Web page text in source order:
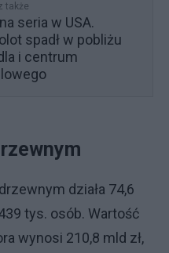
także
seria w USA.
spadł w pobliżu
i centrum
działa 74,6
tys. osób. Wartość
wynosi 210,8 mld zł,